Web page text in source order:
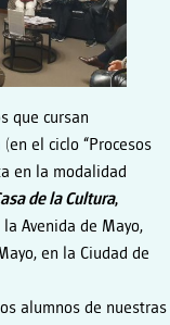
que cursan
(en el ciclo “Procesos
en la modalidad
de la Cultura,
Avenida de Mayo,
en la Ciudad de
alumnos de nuestras